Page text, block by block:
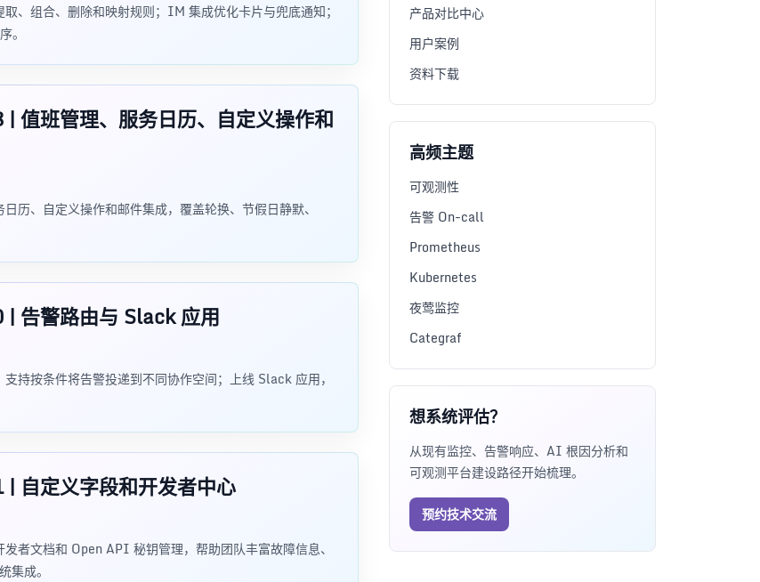
组合、删除和映射规则；IM 集成优化卡片与兜底通知；
。
班管理、服务日历、自定义操作和
、自定义操作和邮件集成，覆盖轮换、节假日静默、
告警路由与 Slack 应用
按条件将告警投递到不同协作空间；上线 Slack 应用，
定义字段和开发者中心
文档和 Open API 秘钥管理，帮助团队丰富故障信息、
成。
产品对比中心
用户案例
资料下载
高频主题
可观测性
告警 On-call
Prometheus
Kubernetes
夜莺监控
Categraf
想系统评估？
从现有监控、告警响应、AI 根因分析和
可观测平台建设路径开始梳理。
预约技术交流